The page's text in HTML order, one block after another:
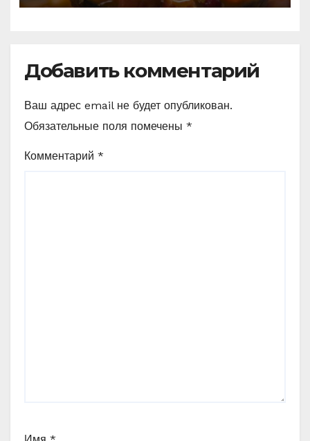
Добавить комментарий
Ваш адрес email не будет опубликован.
Обязательные поля помечены *
Комментарий *